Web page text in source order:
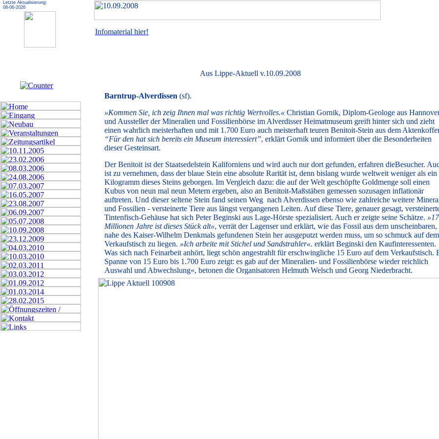
Letzte Aktualisierung:
08-06-2026
Infomaterial hier!
Aus Lippe-Aktuell v.10.09.2008
Barntrup-Alverdissen (sf).
»Kommen Sie, ich zeig Ihnen mal was richtig Wertvolles.« Christian Gornik, Diplom-Geologe aus
und Aussteller der Mineralien und Fossilienbörse im Alverdisser Heimatmuseum greift hinter sich und zieht
einen wahrlich meisterhaften und mit 1.700 Euro auch meisterhaft teuren Benitoit-Stein aus dem
“Für den hat sich bereits ein Museum interessiert”, erklärt Gornik und informiert über die Besonderheiten
dieser Gesteinsart.
Der Benitoit ist der Staatsedelstein Kaliforniens und wird auch nur dort gefunden, erfahren dieBesucher.
ist zu vernehmen, dass der blaue Stein eine absolute Rarität ist, denn bislang wurde weltweit weniger als ein
Kilogramm dieses Steins geborgen. Im Vergleich dazu: die auf der Welt geschöpfte Goldmenge soll einen
Kubus von neun mal neun Metern ergeben, also an Benitoit-Maßstäben gemessen sozusagen inflationär
auftreten. Und dieser seltene Stein fand seinen Weg nach Alverdissen ebenso wie zahlreiche weitere
und Fossilien - versteinerte Tiere aus längst vergangenen Leiten. Auf diese Tiere, genauer gesagt,
Tintenfisch-Gehäuse hat sich Peter Beginski aus Lage-Hörste spezialisiert. Auch er zeigte seine Schätze.
Millionen Jahre ist dieses Stück alt«, verrät der Lagenser und erklärt, wie das Fossil aus dem unscheinbaren,
nahe des Kaiser-Wilhelm Denkmals gefundenen Stein her ausgeputzt werden muss, um so schmuck auf dem
Verkaufstisch zu liegen. »Ich arbeite mit Stichel und Sandstrahler«. erklärt Beginski den Kaufinteressenten.
Was sich nach Feinarbeit anhört, liegt schön angestrahlt für erschwingliche 15 Euro auf dem Verkaufstisch.
Spanne von 15 Euro bis 1.700 Euro zeigt: es gab auf der Mineralien- und Fossilienbörse wieder reichlich
Auswahl und Abwechslung«, betonen die Organisatoren Helmuth Welsch und Georg Niederbracht.